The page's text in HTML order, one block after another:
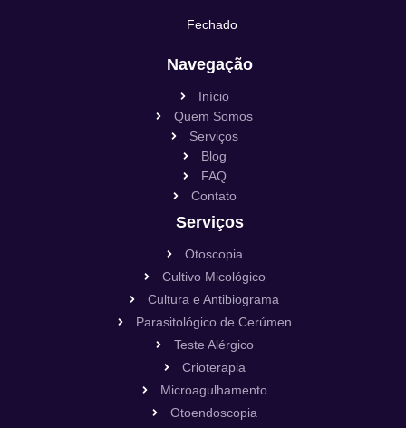
Fechado
Navegação
Início
Quem Somos
Serviços
Blog
FAQ
Contato
Serviços
Otoscopia
Cultivo Micológico
Cultura e Antibiograma
Parasitológico de Cerúmen
Teste Alérgico
Crioterapia
Microagulhamento
Otoendoscopia